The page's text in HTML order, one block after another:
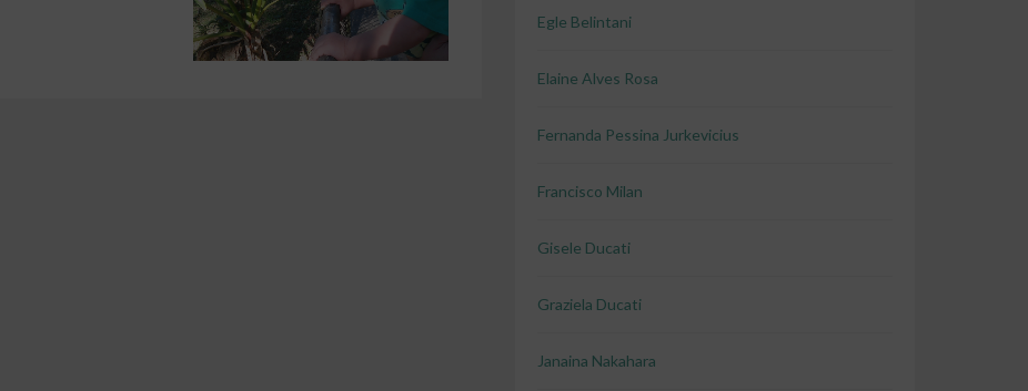
Egle Belintani
Elaine Alves Rosa
Fernanda Pessina Jurkevicius
Francisco Milan
Gisele Ducati
Graziela Ducati
Janaina Nakahara